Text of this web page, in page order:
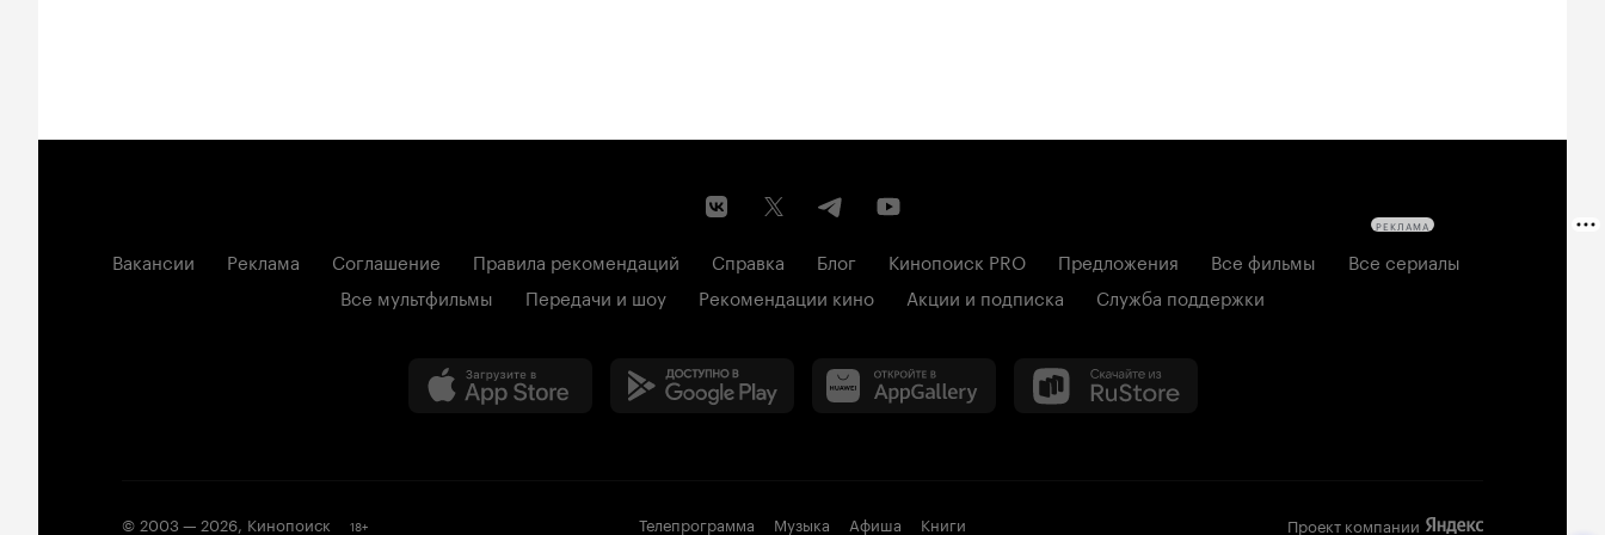
Вакансии Реклама Соглашение Правила рекомендаций Справка Блог Кинопоиск PRO Предложения Все фильмы
Все сериалы
Все мультфильмы
Передачи и шоу Рекомендации кино Акции и подписка Служба поддержки
© 2003 —2026, Кинопоиск 18+ Телепрограмма Музыка Афиша Книги Проект компании
РЕКЛАМА